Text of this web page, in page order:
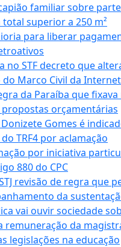
familiar sobre
superior a 250 m²
para liberar
no STF decreto que
Marco Civil da Internet
da Paraíba que
orçamentárias
Gomes é
TRF4 por aclamação
por iniciativa
880 do CPC
revisão de regra que
da
vai ouvir sociedade
remuneração da
legislações na educação